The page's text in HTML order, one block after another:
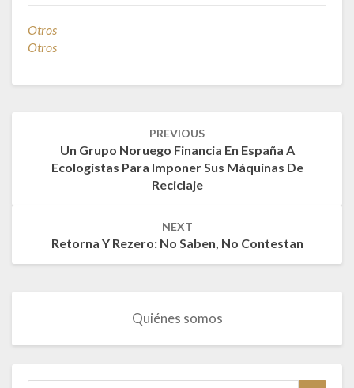
Otros
Otros
PREVIOUS
Un Grupo Noruego Financia En España A
Ecologistas Para Imponer Sus Máquinas De
Reciclaje
NEXT
Retorna Y Rezero: No Saben, No Contestan
Quiénes somos